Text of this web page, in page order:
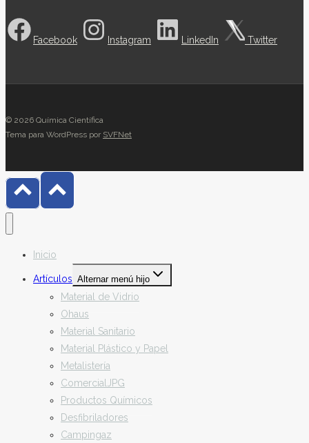
Facebook Instagram LinkedIn Twitter
© 2026 Química Científica
Tema para WordPress por SVFNet
Inicio
Artículos Alternar menú hijo
Material de Vidrio
Ohaus
Material Sanitario
Material Plástico y Papel
Metalistería
ComercialJPG
Productos Químicos
Desfibriladores
Campingaz